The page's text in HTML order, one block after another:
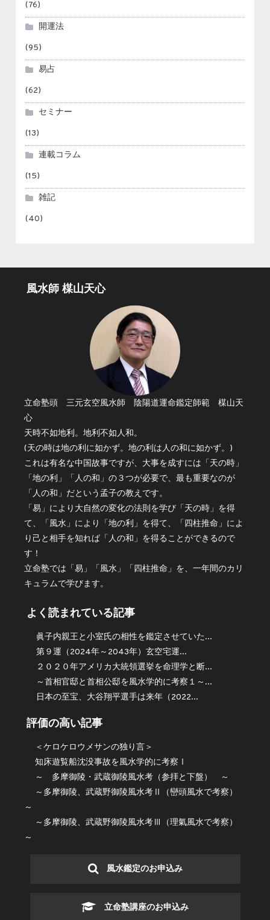
(76)
開運法
(95)
易占
(62)
セミナー
(13)
連載コラム
(15)
雑記
(40)
風水師 楳山天心
立命塾頭 三元玄空風水師 陰陽道運命鑑定師範 楳山天
心
天時不如地利。地利不如人和。
(天の時は地の利に如かず。地の利は人の和に如かず。)
これは有名な中国故事ですが、大事を成すには「天の時」
「地の利」「人の和」の３つが必要で、最も重要なのが
「人の和」だという孟子の教えです。
「易」により大自然の変化の法則を学び「天の時」を得
て、「風水」により「地の利」を得て、「四柱推命」によ
り己と相手を知れば「人の和」を得ることができるので
す！
立命塾では「易」「風水」「四柱推命」を、一年間のカリ
キュラムで学びます。
よく読まれている記事
眞子内親王と小室氏の相性を鑑定させていた...
第９運（2024年～2043年）玄空宅運...
２０２０年アメリカ大統領選挙を命理学と断...
～首相官邸と首相公邸を風水学的に考察１～...
日本の至宝、大谷翔平選手は来年（2022...
評価の高い記事
＜ケロケロウメサンの独り言＞
知床遊覧船沈没事故を風水学的に考察Ⅰ
～ 多摩御陵・武蔵御陵風水考（参拝と下盤） ～
～多摩御陵、武蔵野御陵風水考Ⅱ（巒頭風水で考察）
～
～多摩御陵、武蔵野御陵風水考Ⅲ（理氣風水で考察）
～
風水鑑定のお申込み
立命塾講座のお申込み